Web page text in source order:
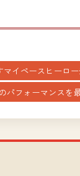
マイペースヒーロ
パフォーマンス